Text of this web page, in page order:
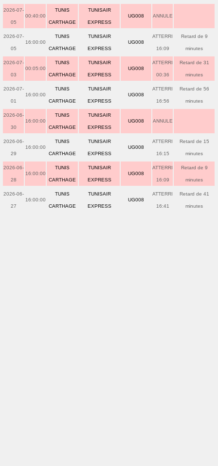
2026-07-
05
00:40:00
TUNIS
CARTHAGE
TUNISAIR
EXPRESS
UG008 ANNULE
2026-07-
05
16:00:00
TUNIS
CARTHAGE
TUNISAIR
EXPRESS
UG008
ATTERRI
16:09
Retard de 9
minutes
2026-07-
03
00:05:00
TUNIS
CARTHAGE
TUNISAIR
EXPRESS
UG008
ATTERRI
00:36
Retard de 31
minutes
2026-07-
01
16:00:00
TUNIS
CARTHAGE
TUNISAIR
EXPRESS
UG008
ATTERRI
16:56
Retard de 56
minutes
2026-06-
30
16:00:00
TUNIS
CARTHAGE
TUNISAIR
EXPRESS
UG008 ANNULE
2026-06-
29
16:00:00
TUNIS
CARTHAGE
TUNISAIR
EXPRESS
UG008
ATTERRI
16:15
Retard de 15
minutes
2026-06-
28
16:00:00
TUNIS
CARTHAGE
TUNISAIR
EXPRESS
UG008
ATTERRI
16:09
Retard de 9
minutes
2026-06-
27
16:00:00
TUNIS
CARTHAGE
TUNISAIR
EXPRESS
UG008
ATTERRI
16:41
Retard de 41
minutes